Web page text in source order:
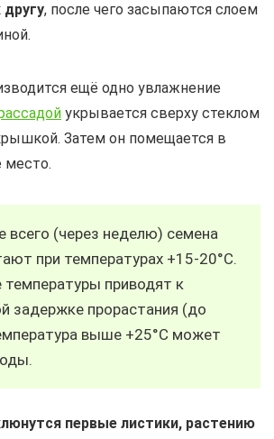
, после чего засыпаются слоем
ещё одно увлажнение
укрывается сверху стеклом
Затем он помещается в
место.
всего (через неделю) семена
при температурах +15-20°С.
температуры приводят к
задержке прорастания (до
выше +25°С может
первые листики, растению